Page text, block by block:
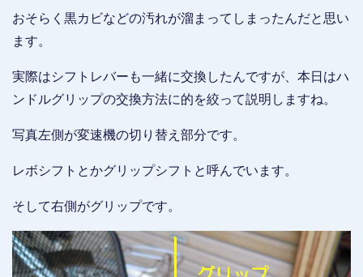
おそらく黒カビなどの汚れが溜まってしまったんだと思い
ます。
実際はシフトレバーも一緒に交換したんですが、本日はハ
ンドルグリップの交換方法に的を絞って説明しますね。
写真左側が変速機の切り替え部分です。
レボシフトとかグリップシフトと呼んでいます。
そして右側がグリップです。